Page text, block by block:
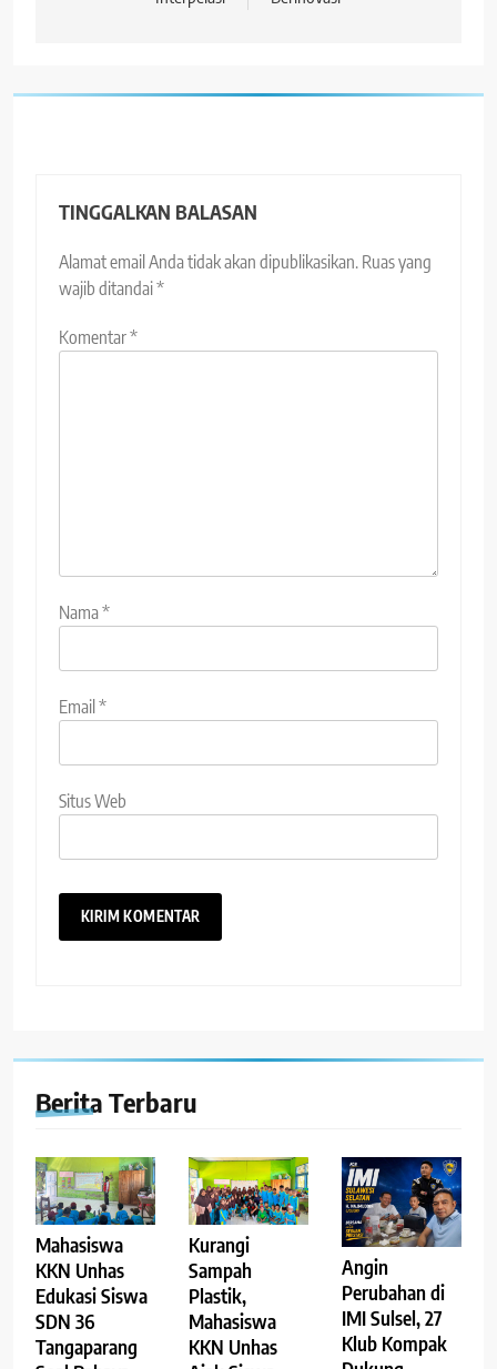
TINGGALKAN BALASAN
Alamat email Anda tidak akan dipublikasikan. Ruas yang
wajib ditandai*
Komentar*
Nama*
Email *
Situs Web
Berita Terbaru
Mahasiswa
KKN Unhas
Edukasi Siswa
SDN 36
Tangaparang
Kurangi
Sampah
Plastik,
Mahasiswa
KKN Unhas
Angin
Perubahan di
IMI Sulsel, 27
Klub Kompak